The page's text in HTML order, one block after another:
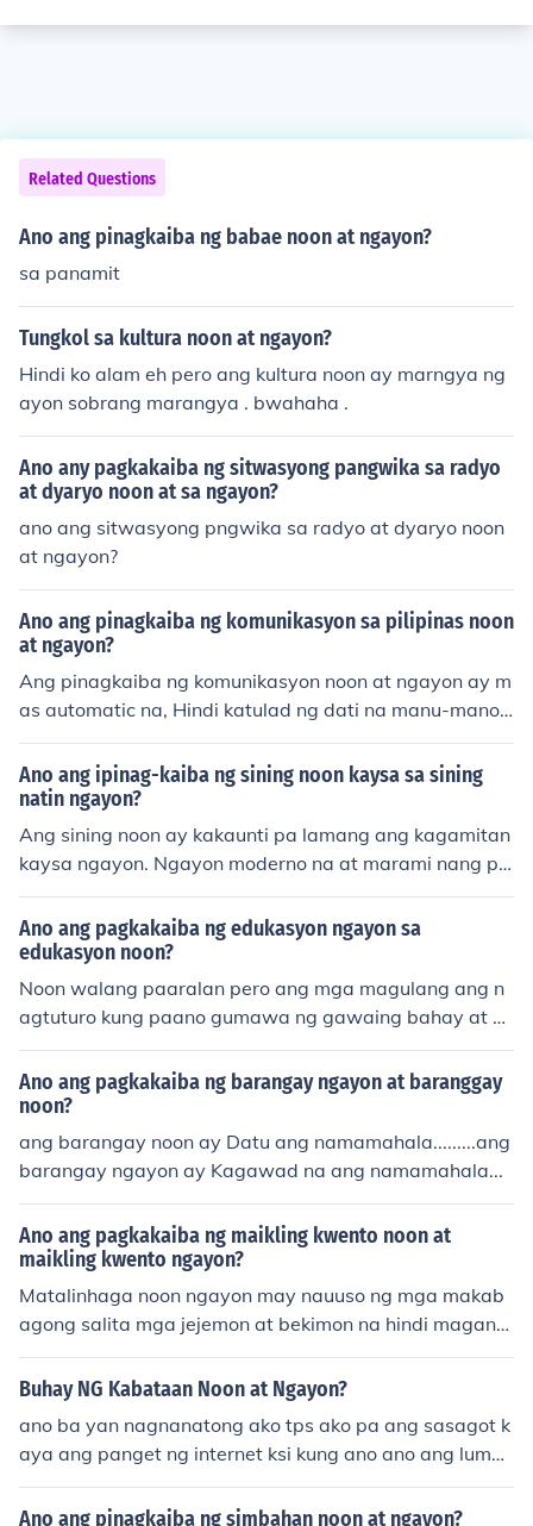
Related Questions
Ano ang pinagkaiba ng babae noon at ngayon?
sa panamit
Tungkol sa kultura noon at ngayon?
Hindi ko alam eh pero ang kultura noon ay marngya ng
ayon sobrang marangya . bwahaha .
Ano any pagkakaiba ng sitwasyong pangwika sa radyo
at dyaryo noon at sa ngayon?
ano ang sitwasyong pngwika sa radyo at dyaryo noon
at ngayon?
Ano ang pinagkaiba ng komunikasyon sa pilipinas noon
at ngayon?
Ang pinagkaiba ng komunikasyon noon at ngayon ay m
as automatic na, Hindi katulad ng dati na manu-mano
ang pagpapadala ng sulat. Mas pinabilis at pina Hi-Te
ch na.Dahil meron nang cellphone, internet, express deli
very, mas mapapabilis ang ating komunikasyon sa iban
g tao.Mas madali na tayong makikibalita sa anumang
maaring mangyaro o maganap sa kapaligiran :)
Ano ang ipinag-kaiba ng sining noon kaysa sa sining
natin ngayon?
Ang sining noon ay kakaunti pa lamang ang kagamitan
kaysa ngayon. Ngayon moderno na at marami nang pa
raan ang ginagamit upang maging maayos ang pagga
wa sa sining.from: ANNALLY COMCOM
Ano ang pagkakaiba ng edukasyon ngayon sa
edukasyon noon?
Noon walang paaralan pero ang mga magulang ang n
agtuturo kung paano gumawa ng gawaing bahay at ku
ng paano gumamit ng sandata para sa digmaan. subal
it ngayon may guro na at may paaralan.
Ano ang pagkakaiba ng barangay ngayon at baranggay
noon?
ang barangay noon ay Datu ang namamahala.........ang
barangay ngayon ay Kagawad na ang namamahala...
Ano ang pagkakaiba ng maikling kwento noon at
maikling kwento ngayon?
Matalinhaga noon ngayon may nauuso ng mga makab
agong salita mga jejemon at bekimon na hindi magand
a para sa mga pilipino.
Buhay NG Kabataan Noon at Ngayon?
ano ba yan nagnanatong ako tps ako pa ang sasagot k
aya ang panget ng internet ksi kung ano ano ang lumal
abas !!!!!!!!!!!!!!
Ano ang pinagkaiba ng simbahan noon at ngayon?